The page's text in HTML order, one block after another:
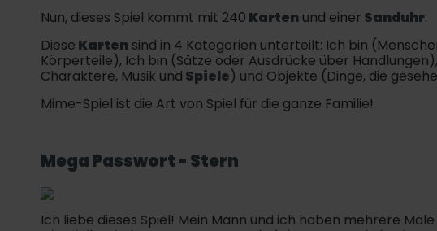
Nun, dieses Spiel kommt mit 240 Karten und einer Sanduhr.
Diese Karten sind in 4 Kategorien unterteilt: Ich bin
Körperteile), Ich bin (Sätze oder Ausdrücke über
Charaktere, Musik und Spiele) und Objekte (Dinge, die
Mime-Spiel ist die Art von Spiel für die ganze Familie!
Mega Passwort - Stern
Ich liebe dieses Spiel! Mein Mann und ich haben mehrere